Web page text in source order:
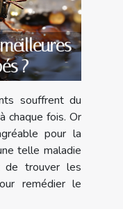
?
souffrent du
chaque fois. Or
pour la
telle maladie
de trouver les
remédier le